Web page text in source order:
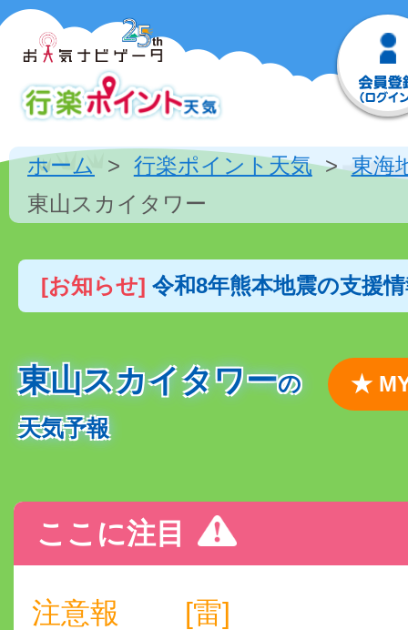
ホーム 行楽ポイント天気
東海
東山スカイタワー
[お知らせ] 令和8年熊本地震の支援
東山スカイタワーの
天気予報
★
ここに注目
注意報 [雷]